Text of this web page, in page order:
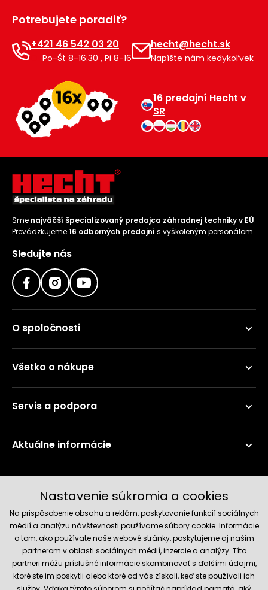
Potrebujete poradiť?
+421 46 542 03 20
Po-Št 8-16:30 , Pi 8-16
hecht@hecht.sk
Napíšte nám kedykoľvek
16 predajní Hecht v
SR
Sme najväčší špecializovaný predajca záhradnej techniky v EÚ.
Prevádzkujeme16 odborných predajní s vyškoleným personálom.
Sledujte nás
O spoločnosti
Všetko o nákupe
Servis a podpora
Aktuálne informácie
Nastavenie súkromia a cookies
Na prispôsobenie obsahu a reklám, poskytovanie funkcií sociálnych
médií a analýzu návštevnosti používame súbory cookie. Informácie
o tom, ako používate naše webové stránky, poskytujeme aj našim
partnerom v oblasti sociálnych médií, inzercie a analýzy. Títo
partneri môžu príslušné informácie skombinovať s ďalšími údajmi,
ktoré ste im poskytli alebo ktoré od vás získali, keď ste používali ich